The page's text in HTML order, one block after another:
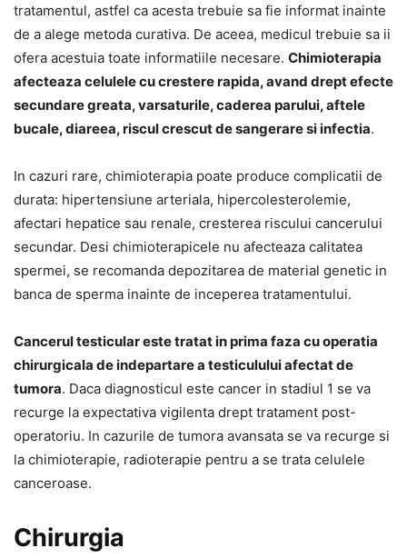
tratamentul, astfel ca acesta trebuie sa fie informat inainte
de a alege metoda curativa. De aceea, medicul trebuie sa ii
ofera acestuia toate informatiile necesare. Chimioterapia
afecteaza celulele cu crestere rapida, avand drept efecte
secundare greata, varsaturile, caderea parului, aftele
bucale, diareea, riscul crescut de sangerare si infectia.
In cazuri rare, chimioterapia poate produce complicatii de
durata: hipertensiune arteriala, hipercolesterolemie,
afectari hepatice sau renale, cresterea riscului cancerului
secundar. Desi chimioterapicele nu afecteaza calitatea
spermei, se recomanda depozitarea de material genetic in
banca de sperma inainte de inceperea tratamentului.
Cancerul testicular este tratat in prima faza cu operatia
chirurgicala de indepartare a testiculului afectat de
tumora. Daca diagnosticul este cancer in stadiul 1 se va
recurge la expectativa vigilenta drept tratament post-
operatoriu. In cazurile de tumora avansata se va recurge si
la chimioterapie, radioterapie pentru a se trata celulele
canceroase.
Chirurgia